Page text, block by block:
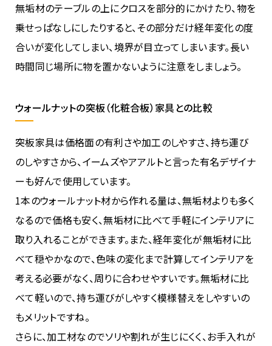
無垢材のテーブルの上にクロスを部分的にかけたり、物を
乗せっぱなしにしたりすると、その部分だけ経年変化の度
合いが変化してしまい、境界が目立ってしまいます。長い
時間同じ場所に物を置かないように注意をしましょう。
ウォールナットの突板（化粧合板）家具との比較
突板家具は価格面の有利さや加工のしやすさ、持ち運び
のしやすさから、イームズやアアルトと言った有名デザイナ
ーも好んで使用しています。
1本のウォールナット材から作れる量は、無垢材よりも多く
なるので価格も安く、無垢材に比べて手軽にインテリアに
取り入れることができます。また、経年変化が無垢材に比
べて穏やかなので、色味の変化まで計算してインテリアを
考える必要がなく、周りに合わせやすいです。無垢材に比
べて軽いので、持ち運びがしやすく模様替えをしやすいの
もメリットですね。
さらに、加工材なのでソリや割れが生じにくく、お手入れが